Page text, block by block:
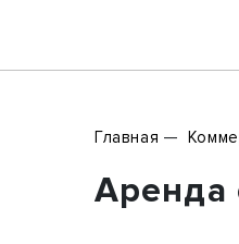
Главная
Аренда